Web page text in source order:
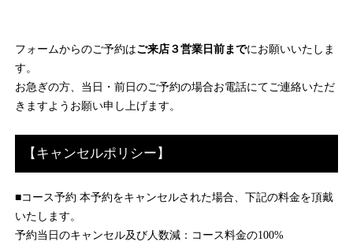
フォームからのご予約はご来店３営業日前までにお願いいたしま
す。
お急ぎの方、当日・前日のご予約の場合お電話にてご連絡いただ
きますようお願い申し上げます。
【キャンセルポリシー】
■コース予約 本予約をキャンセルされた場合、下記の料金を頂戴
いたします。
予約当日のキャンセル及び人数減：コース料金の100%